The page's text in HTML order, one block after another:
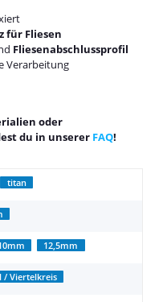
für Fliesen
Fliesenabschlussprofil
Verarbeitung
oder
du in unserer FAQ!
titan
12,5mm
/ Viertelkreis